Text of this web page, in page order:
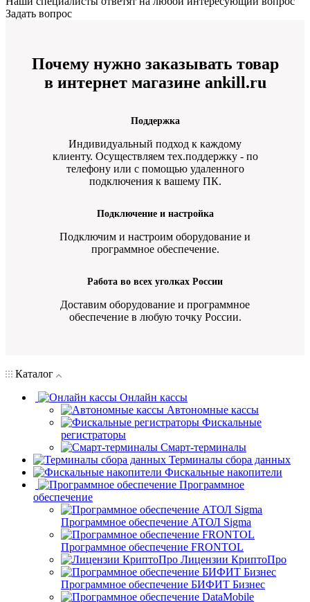
Задать вопрос
Почему нужно заказывать товар
в интернет магазине ankill.ru
Поддержка
Индивидуальный подход к каждому
клиенту. Осуществляем тех.поддержку - по
телефону или с помощью удаленного
подключения к вашему ПК.
Подключение и настройка
Подключим и настроим оборудование и
программное обеспечение.
Работа во всех уголках России
Доставим оборудование и программное
обеспечение в любую точку России.
Каталог
Онлайн кассы
Автономные кассы
Фискальные
регистраторы
Смарт-терминалы
Терминалы сбора данных
Фискальные накопители
Программное
обеспечение
Программное обеспечение АТОЛ Sigma
Программное обеспечение FRONTOL
Лицензии КриптоПро
Программное обеспечение БИФИТ Бизнес